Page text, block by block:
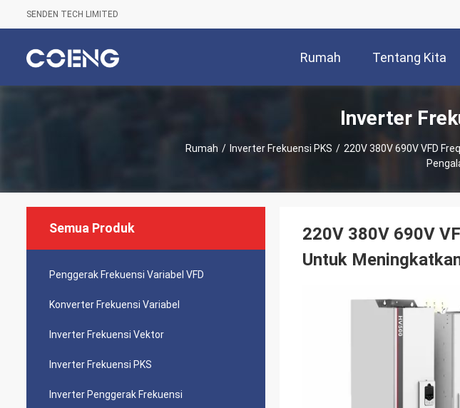
SENDEN TECH LIMITED
Rumah Tentang Kita
Inverter
Rumah / Inverter Frekuensi PKS / 220V 380V 690V VFD
Semua Produk
Penggerak Frekuensi Variabel VFD
Konverter Frekuensi Variabel
Inverter Frekuensi Vektor
Inverter Frekuensi PKS
Inverter Penggerak Frekuensi
220V 380V 690V
Untuk